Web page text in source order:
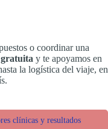
o coordinar una
gratuita y te apoyamos en
la logística del viaje, en
clínicas y resultados